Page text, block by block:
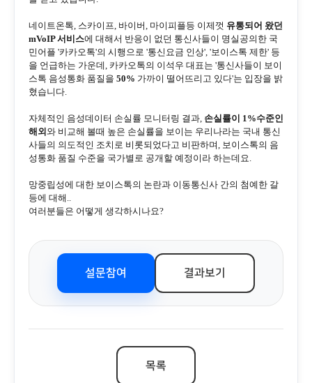
네이트온톡, 스카이프, 바이버, 마이피플등 이제껏 유통되어 왔던
mVoIP 서비스에 대해서 반응이 없던 통신사들이 명실공의한 국
민어플 '카카오톡'의 시행으로 '통신요금 인상', '보이스톡 제한' 등
을 언급하는 가운데, 카카오톡의 이석우 대표는 '통신사들이 보이
스톡 음성통화 품질을 50% 가까이 떨어뜨리고 있다'는 입장을 밝
혔습니다.
자체적인 음성데이터 손실률 모니터링 결과, 손실률이 1%수준인
해외 와 비교해 볼때 높은 손실률을 보이는 우리나라는 국내 통신
사들의 의도적인 조치로 비롯되었다고 비판하며, 보이스톡의 음
성통화 품질 수준을 국가별로 공개할 예정이라 하는데요.
망중립성에 대한 보이스톡의 논란과 이동통신사 간의 첨예한 갈
등에 대해..
여러분들은 어떻게 생각하시나요?
설문참여 결과보기
목록